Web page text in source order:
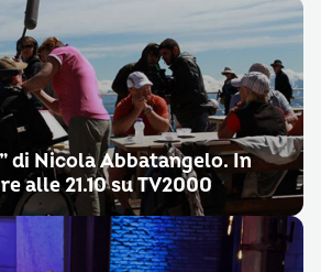
di Nicola Abbatangelo. In
alle 21.10 su TV2000